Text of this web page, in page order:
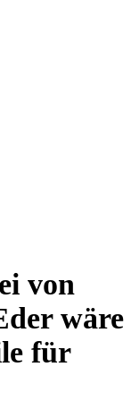
von
wäre
für